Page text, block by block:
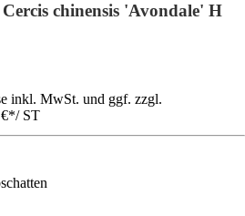
chinensis 'Avondale' H
inkl. MwSt. und ggf. zzgl.
*/ ST